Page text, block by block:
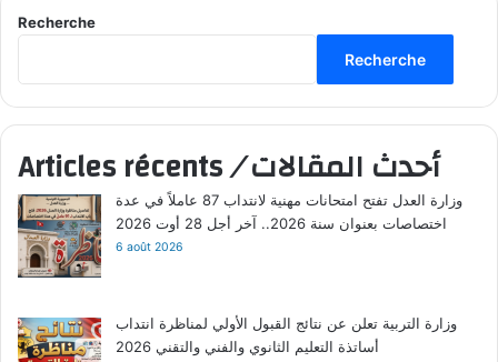
Recherche
Recherche
Articles récents/أحدث المقالات
وزارة العدل تفتح امتحانات مهنية لانتداب 87 عاملاً في عدة
اختصاصات بعنوان سنة 2026.. آخر أجل 28 أوت 2026
6 août 2026
وزارة التربية تعلن عن نتائج القبول الأولي لمناظرة انتداب
أساتذة التعليم الثانوي والفني والتقني 2026